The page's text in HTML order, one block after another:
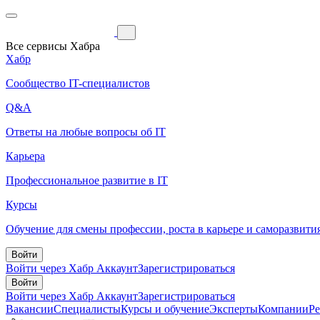
Все сервисы Хабра
Хабр
Сообщество IT-специалистов
Q&A
Ответы на любые вопросы об IT
Карьера
Профессиональное развитие в IT
Курсы
Обучение для смены профессии, роста в карьере и
Войти
Войти через Хабр АккаунтЗарегистрироваться
Войти
Войти через Хабр АккаунтЗарегистрироваться
ВакансииСпециалистыКурсы и обучениеЭкспертыКомпании